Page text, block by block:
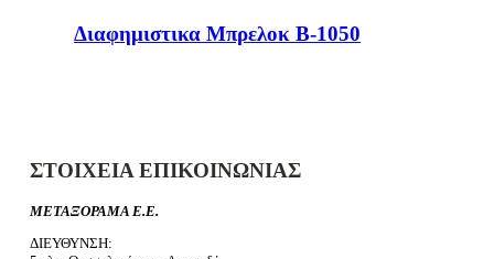
Διαφημιστικα Μπρελοκ Β-1050
ΣΤΟΙΧΕΙΑ ΕΠΙΚΟΙΝΩΝΙΑΣ
ΜΕΤΑΞΟΡΑΜΑ Ε.Ε.
ΔΙΕΥΘΥΝΣΗ: